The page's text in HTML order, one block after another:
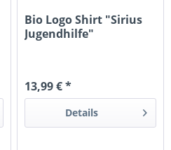
Bio Logo Shirt "Sirius
Jugendhilfe"
13,99 € *
Details